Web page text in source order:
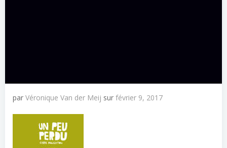
par Véronique Van der Meij sur février 9, 2017